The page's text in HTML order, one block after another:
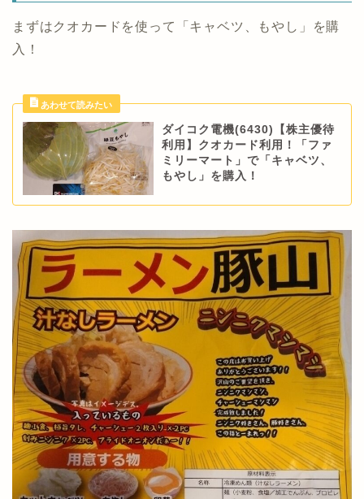
まずはクオカードを使って「キャベツ、もやし」を購
入！
ダイコク電機(6430)【株主優待
利用】クオカード利用！「ファ
ミリーマート」で「キャベツ、
もやし」を購入！